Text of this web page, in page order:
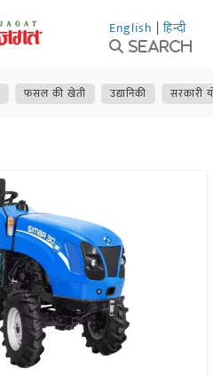
English | हिन्दी
Search
फसल की खेती उद्यानिकी सरकारी